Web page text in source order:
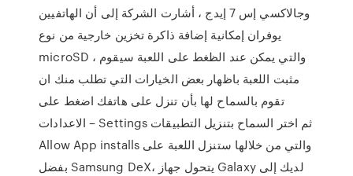
وجالاكسي إس 7 إيدج ، أشارت الشركة إلى أن الهاتفيين
يوفران إمكانية إضافة ذاكرة تخزين خارجية من نوع
microSD ، والتي يمكن عند الظغط على اللعبة سيقوم
مثبت اللعبة باظهار بعض الخيارات التي تطلب منك ان
تقوم بالسماح لها بأن تنزل على هاتفك اضغط على
الاعدادات – Settings ثم اختر السماح بتنزيل التطبيقات
Allow App installs والتي من خلالها ستنزل اللعبة على
بفضل Samsung DeX، يتحول جهاز Galaxy لديك إلى